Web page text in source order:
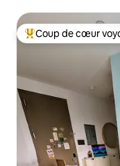
Coups de cœur
Coup de cœur